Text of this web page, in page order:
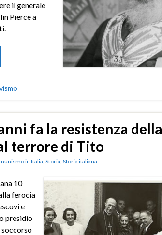
il generale
Pierce a
fa la resistenza della
terrore di Tito
in Italia, Storia, Storia italiana
10
ferocia
e
presidio